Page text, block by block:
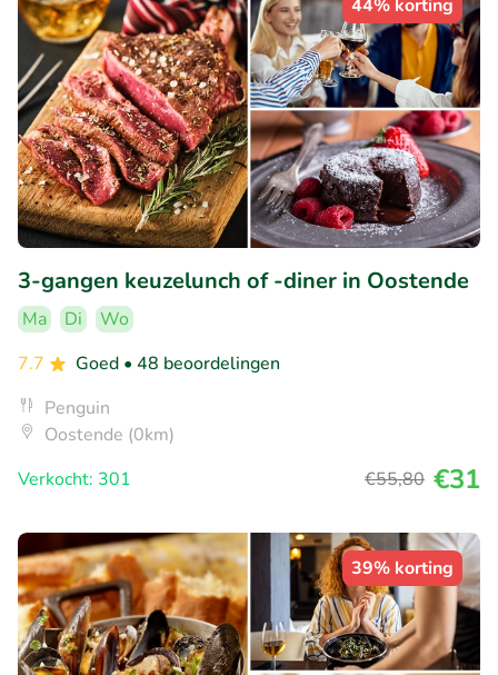
44% korting
3-gangen keuzelunch of -diner in Oostende
Ma Di
Wo
7.7
Goed • 48 beoordelingen
Penguin
Oostende (0km)
Verkocht: 301
€55,80 €31
39% korting